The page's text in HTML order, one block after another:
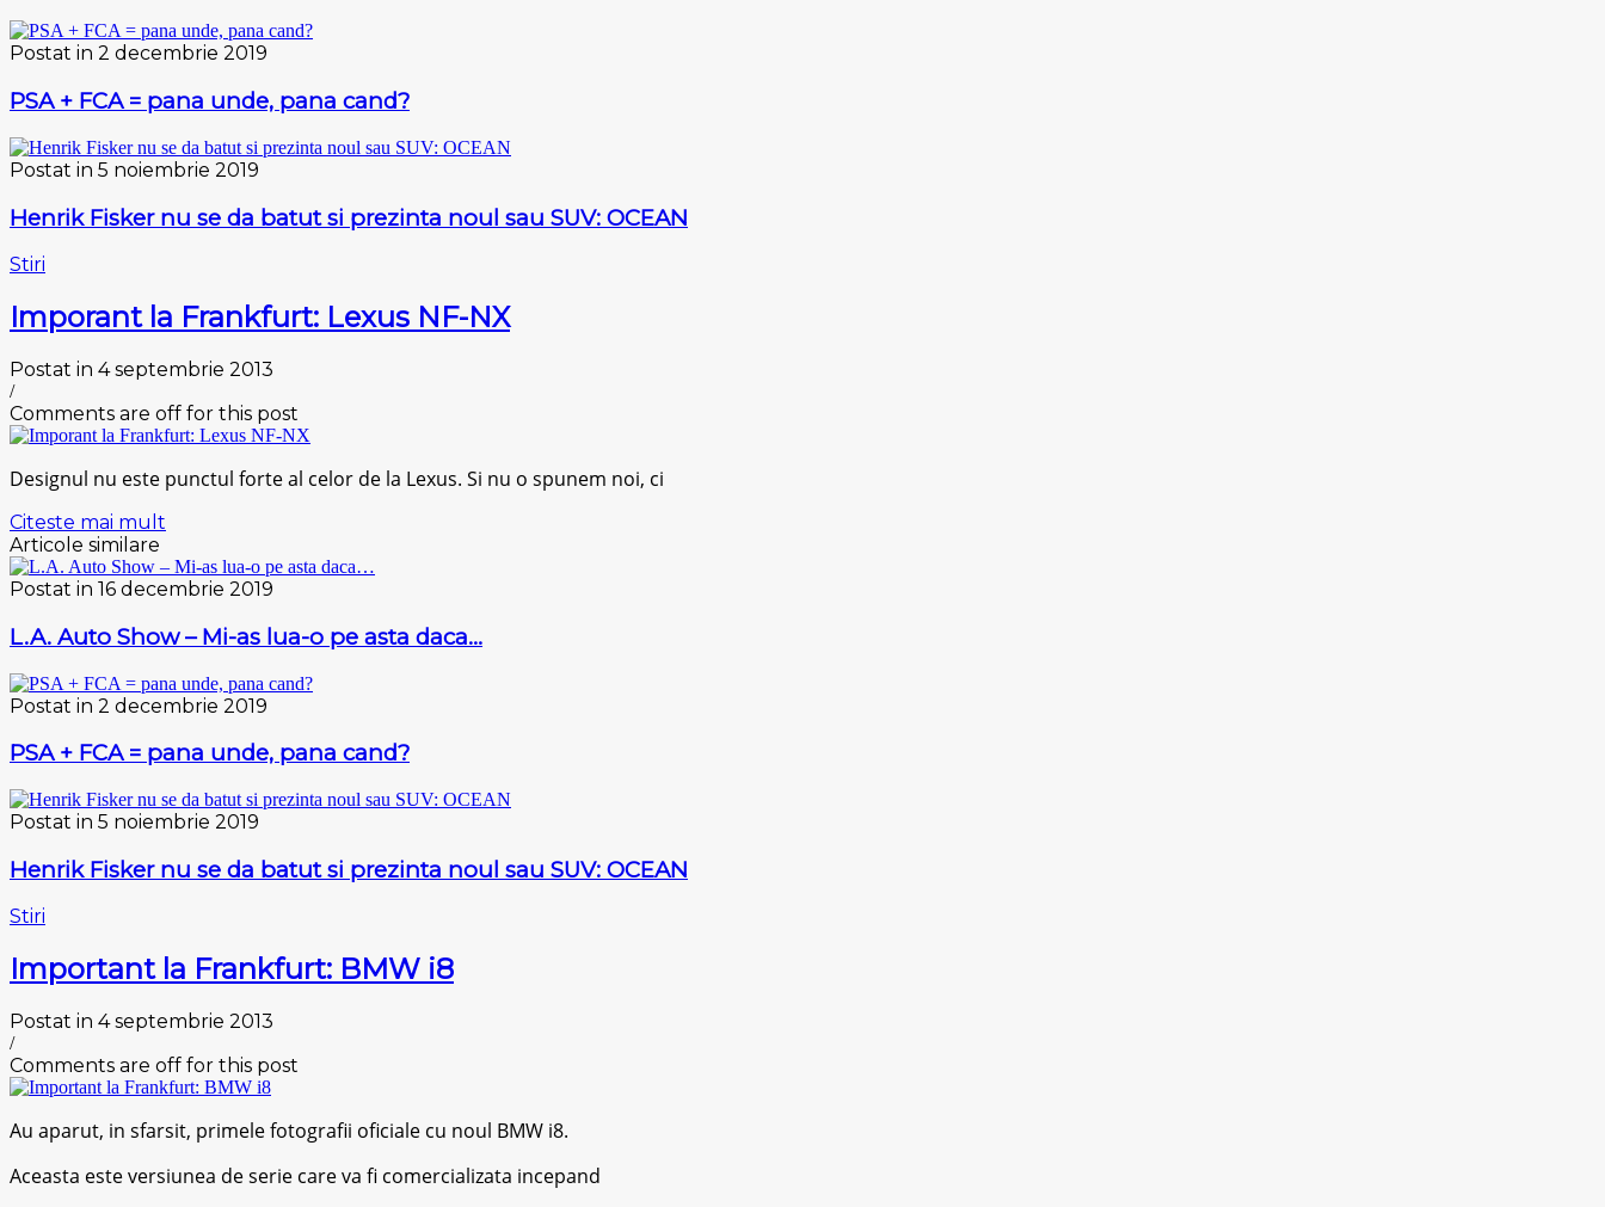
Postat in 2 decembrie 2019
PSA + FCA = pana unde, pana cand?
Postat in 5 noiembrie 2019
Henrik Fisker nu se da batut si prezinta noul sau SUV: OCEAN
Stiri
Imporant la Frankfurt: Lexus NF-NX
Postat in 4 septembrie 2013
/
Comments are off for this post
Designul nu este punctul forte al celor de la Lexus. Si nu o spunem noi, ci
Citeste mai mult
Articole similare
Postat in 16 decembrie 2019
L.A. Auto Show – Mi-as lua-o pe asta daca…
Postat in 2 decembrie 2019
PSA + FCA = pana unde, pana cand?
Postat in 5 noiembrie 2019
Henrik Fisker nu se da batut si prezinta noul sau SUV: OCEAN
Stiri
Important la Frankfurt: BMW i8
Postat in 4 septembrie 2013
/
Comments are off for this post
Au aparut, in sfarsit, primele fotografii oficiale cu noul BMW i8.
Aceasta este versiunea de serie care va fi comercializata incepand